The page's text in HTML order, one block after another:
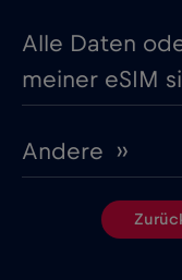
Alle Daten
meiner eSIM
Andere ››